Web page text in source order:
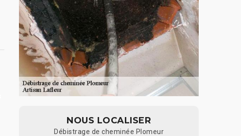
NOUS LOCALISER
Débistrage de cheminée Plomeur